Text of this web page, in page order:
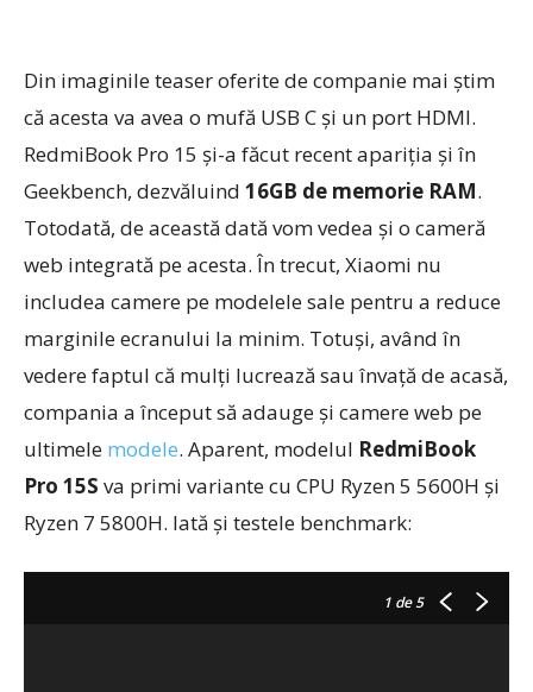
Din imaginile teaser oferite de companie mai știm
că acesta va avea o mufă USB C și un port HDMI.
RedmiBook Pro 15 și-a făcut recent apariția și în
Geekbench, dezvăluind 16GB de memorie RAM.
Totodată, de această dată vom vedea și o cameră
web integrată pe acesta. În trecut, Xiaomi nu
includea camere pe modelele sale pentru a reduce
marginile ecranului la minim. Totuși, având în
vedere faptul că mulți lucrează sau învață de acasă,
compania a început să adauge și camere web pe
ultimele modele. Aparent, modelul RedmiBook
Pro 15S va primi variante cu CPU Ryzen 5 5600H și
Ryzen 7 5800H. Iată și testele benchmark:
1 de 5